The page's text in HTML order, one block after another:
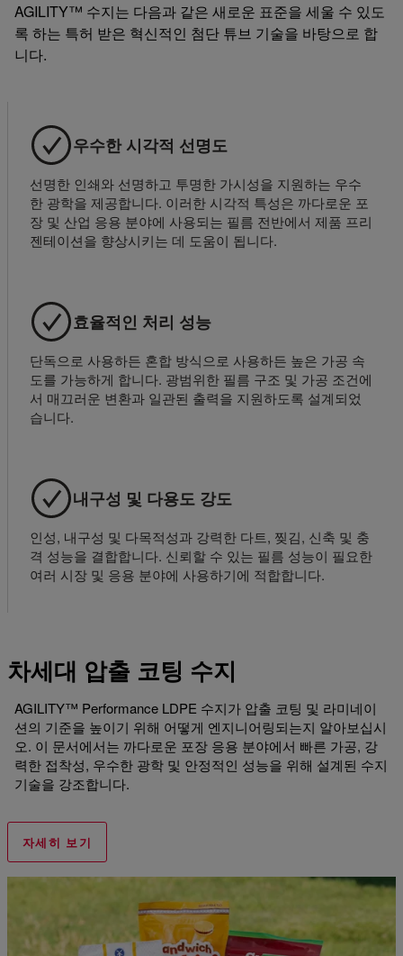
AGILITY™ 수지는 다음과 같은 새로운 표준을 세울 수 있도
록 하는 특허 받은 혁신적인 첨단 튜브 기술을 바탕으로 합
니다.
우수한 시각적 선명도
선명한 인쇄와 선명하고 투명한 가시성을 지원하는 우수
한 광학을 제공합니다. 이러한 시각적 특성은 까다로운 포
장 및 산업 응용 분야에 사용되는 필름 전반에서 제품 프리
젠테이션을 향상시키는 데 도움이 됩니다.
효율적인 처리 성능
단독으로 사용하든 혼합 방식으로 사용하든 높은 가공 속
도를 가능하게 합니다. 광범위한 필름 구조 및 가공 조건에
서 매끄러운 변환과 일관된 출력을 지원하도록 설계되었
습니다.
내구성 및 다용도 강도
인성, 내구성 및 다목적성과 강력한 다트, 찢김, 신축 및 충
격 성능을 결합합니다. 신뢰할 수 있는 필름 성능이 필요한
여러 시장 및 응용 분야에 사용하기에 적합합니다.
차세대 압출 코팅 수지
AGILITY™ Performance LDPE 수지가 압출 코팅 및 라미네이
션의 기준을 높이기 위해 어떻게 엔지니어링되는지 알아보십시
오. 이 문서에서는 까다로운 포장 응용 분야에서 빠른 가공, 강
력한 접착성, 우수한 광학 및 안정적인 성능을 위해 설계된 수지
기술을 강조합니다.
자세히 보기